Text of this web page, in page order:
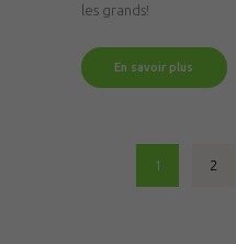
les grands!
En savoir plus
Pagination
PAGE
1 PAGE
2